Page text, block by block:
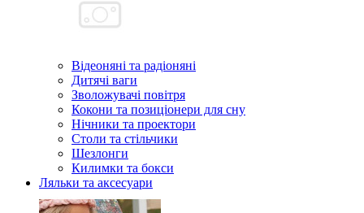
Відеоняні та радіоняні
Дитячі ваги
Зволожувачі повітря
Кокони та позиціонери для сну
Нічники та проектори
Столи та стільчики
Шезлонги
Килимки та бокси
Ляльки та аксесуари